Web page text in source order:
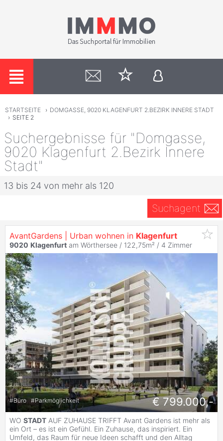
STARTSEITE › DOMGASSE, 9020 KLAGENFURT 2.BEZIRK INNERE STADT
› SEITE 2
Suchergebnisse für "Domgasse,
9020 Klagenfurt 2.Bezirk Innere
Stadt"
13 bis 24 von mehr als 120
Suchagent
AvantGardens | Urban wohnen in Klagenfurt
9020 Klagenfurt am Wörthersee / 122,75m² / 4 Zimmer
#Büro #Parkmöglichkeit € 799.000,-
WO STADT AUF ZUHAUSE TRIFFT Avant Gardens ist mehr als
ein Ort – es ist ein Gefühl. Ein Zuhause, das inspiriert. Ein
Umfeld, das Raum für neue Ideen schafft und den Alltag